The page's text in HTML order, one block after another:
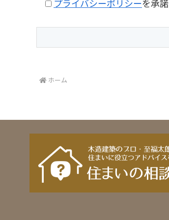
プライバシーポリシーを承諾
ホーム